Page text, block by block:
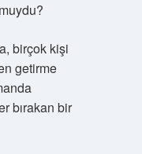
birçok kişi
getirme
bırakan bir